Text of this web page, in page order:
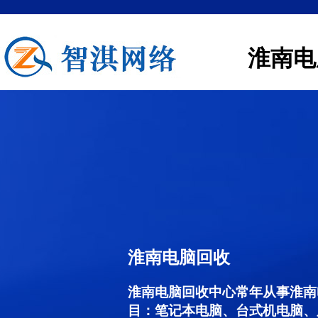
淮南
淮南电脑回收
淮南电脑回收中心常年从事淮
目：笔记本电脑、台式机电脑